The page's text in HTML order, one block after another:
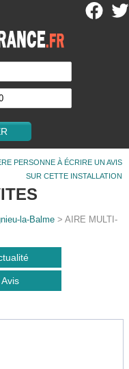
PERSONNE À ÉCRIRE UN AVIS
SUR CETTE INSTALLATION
la-Balme > AIRE MULTI-
Avis